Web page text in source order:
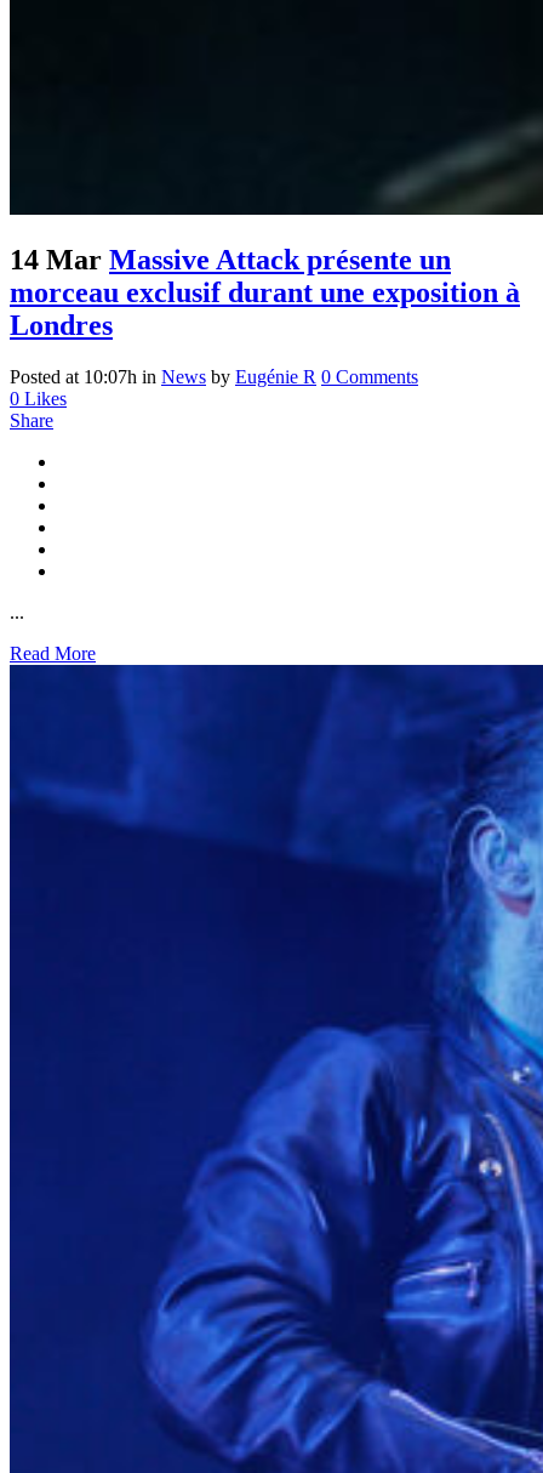
14 Mar Massive Attack présente un
morceau exclusif durant une exposition à
Londres
Posted at 10:07h in News by Eugénie R 0 Comments
0 Likes
Share
...
Read More